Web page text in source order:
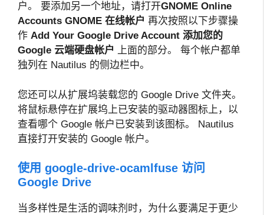
户。 要添加另一个地址，请打开GNOME Online
Accounts GNOME 在线帐户 再次按照以下步骤操
作 Add Your Google Drive Account 添加您的
Google 云端硬盘帐户 上面的部分。 每个帐户都单
独列在 Nautilus 的侧边栏中。
您还可以从扩展坞装载您的 Google Drive 文件夹。
将鼠标悬停在扩展坞上已安装的驱动器图标上，以
查看哪个 Google 帐户已安装到该图标。 Nautilus
直接打开安装的 Google 帐户。
使用 google-drive-ocamlfuse 访问
Google Drive
当多样性是生活的调味剂时，为什么要满足于更少